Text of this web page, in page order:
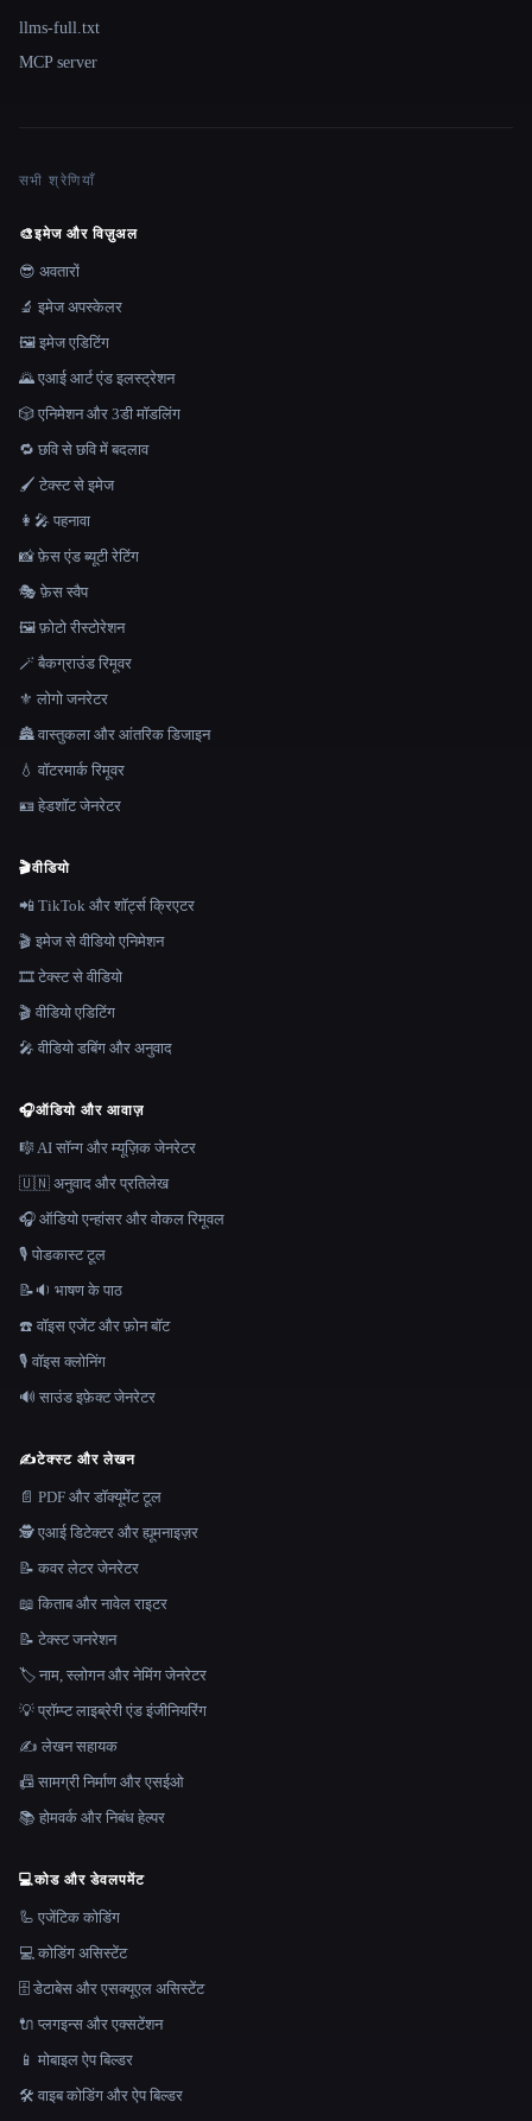
llms-full.txt
MCP server
सभी श्रेणियाँ
🎨इमेज और विज़ुअल
😎 अवतारों
🔬 इमेज अपस्केलर
🖼️ इमेज एडिटिंग
🌄 एआई आर्ट एंड इलस्ट्रेशन
🎲 एनिमेशन और 3डी मॉडलिंग
🔁 छवि से छवि में बदलाव
🖌️ टेक्स्ट से इमेज
👩‍🎤 पहनावा
📸 फ़ेस एंड ब्यूटी रेटिंग
🎭 फ़ेस स्वैप
🖼️ फ़ोटो रीस्टोरेशन
🪄 बैकग्राउंड रिमूवर
⚜️ लोगो जनरेटर
🏯 वास्तुकला और आंतरिक डिजाइन
💧 वॉटरमार्क रिमूवर
🪪 हेडशॉट जेनरेटर
🎬वीडियो
📲 TikTok और शॉर्ट्स क्रिएटर
🎬 इमेज से वीडियो एनिमेशन
🎞️ टेक्स्ट से वीडियो
🎬 वीडियो एडिटिंग
🎤 वीडियो डबिंग और अनुवाद
🎧ऑडियो और आवाज़
🎼 AI सॉन्ग और म्यूज़िक जेनरेटर
🇺🇳 अनुवाद और प्रतिलेख
🎧 ऑडियो एन्हांसर और वोकल रिमूवल
🎙️ पोडकास्ट टूल
📝🔉 भाषण के पाठ
☎️ वॉइस एजेंट और फ़ोन बॉट
🎙️ वॉइस क्लोनिंग
🔊 साउंड इफ़ेक्ट जेनरेटर
✍️टेक्स्ट और लेखन
📄 PDF और डॉक्यूमेंट टूल
🕵️ एआई डिटेक्टर और ह्यूमनाइज़र
📝 कवर लेटर जेनरेटर
📖 किताब और नावेल राइटर
📝 टेक्स्ट जनरेशन
🏷️ नाम, स्लोगन और नेमिंग जेनरेटर
💡 प्रॉम्प्ट लाइब्रेरी एंड इंजीनियरिंग
✍️ लेखन सहायक
📠 सामग्री निर्माण और एसईओ
📚 होमवर्क और निबंध हेल्पर
💻कोड और डेवलपमेंट
🦾 एजेंटिक कोडिंग
💻 कोडिंग असिस्टेंट
🗄️ डेटाबेस और एसक्यूएल असिस्टेंट
🔌 प्लगइन्स और एक्सटेंशन
📱 मोबाइल ऐप बिल्डर
🛠️ वाइब कोडिंग और ऐप बिल्डर